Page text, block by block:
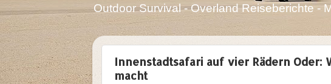
Outdoor Survival - Overland Reiseberichte -
Innenstadtsafari auf vier Rädern
macht